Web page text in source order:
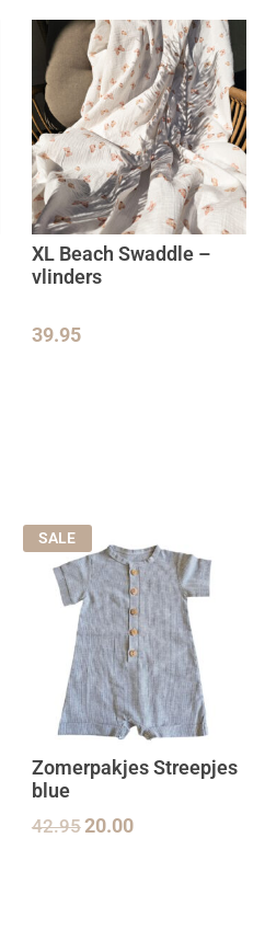
XL Beach Swaddle –
vlinders
39.95
SALE
Zomerpakjes Streepjes
blue
42.9520.00